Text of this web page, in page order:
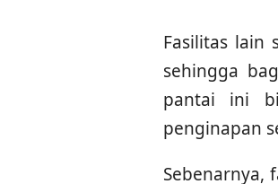
Fasilitas lain
sehingga
pantai ini
penginapan
Sebenarnya,